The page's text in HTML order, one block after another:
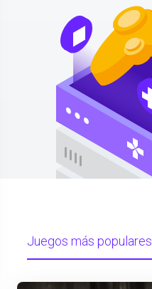
Juegos más populares